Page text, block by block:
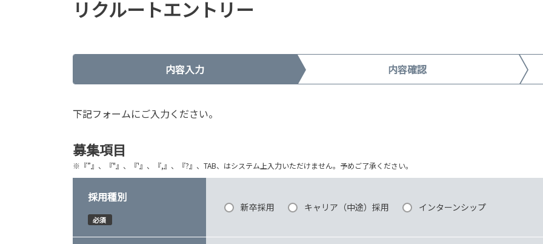
リクルートエントリー
内容入力 内容確認
下記フォームにご入力ください。
募集項目
※『”』、『"』、『'』、『,』、『?』、TAB、はシステム上入力いただけません。予めご了承ください。
採用種別
必須
新卒採用 キャリア（中途）採用 インターンシップ